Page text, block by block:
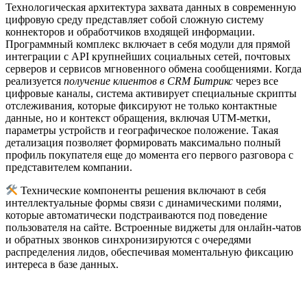
Технологическая архитектура захвата данных в современную
цифровую среду представляет собой сложную систему
коннекторов и обработчиков входящей информации.
Программный комплекс включает в себя модули для прямой
интеграции с API крупнейших социальных сетей, почтовых
серверов и сервисов мгновенного обмена сообщениями. Когда
реализуется получение клиентов в CRM Битрикс через все
цифровые каналы, система активирует специальные скрипты
отслеживания, которые фиксируют не только контактные
данные, но и контекст обращения, включая UTM-метки,
параметры устройств и географическое положение. Такая
детализация позволяет формировать максимально полный
профиль покупателя еще до момента его первого разговора с
представителем компании.
Технические компоненты решения включают в себя
интеллектуальные формы связи с динамическими полями,
которые автоматически подстраиваются под поведение
пользователя на сайте. Встроенные виджеты для онлайн-чатов
и обратных звонков синхронизируются с очередями
распределения лидов, обеспечивая моментальную фиксацию
интереса в базе данных.